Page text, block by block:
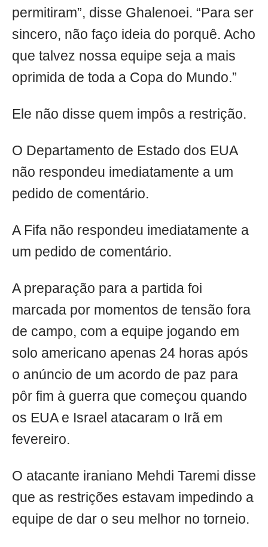
permitiram”, disse Ghalenoei. “Para ser
sincero, não faço ideia do porquê. Acho
que talvez nossa equipe seja a mais
oprimida de toda a Copa do Mundo.”
Ele não disse quem impôs a restrição.
O Departamento de Estado dos EUA
não respondeu imediatamente a um
pedido de comentário.
A Fifa não respondeu imediatamente a
um pedido de comentário.
A preparação para a partida foi
marcada por momentos de tensão fora
de campo, com a equipe jogando em
solo americano apenas 24 horas após
o anúncio de um acordo de paz para
pôr fim à guerra que começou quando
os EUA e Israel atacaram o Irã em
fevereiro.
O atacante iraniano Mehdi Taremi disse
que as restrições estavam impedindo a
equipe de dar o seu melhor no torneio.